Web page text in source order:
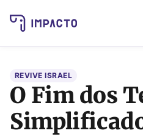
REVIVE ISRAEL
O Fim dos